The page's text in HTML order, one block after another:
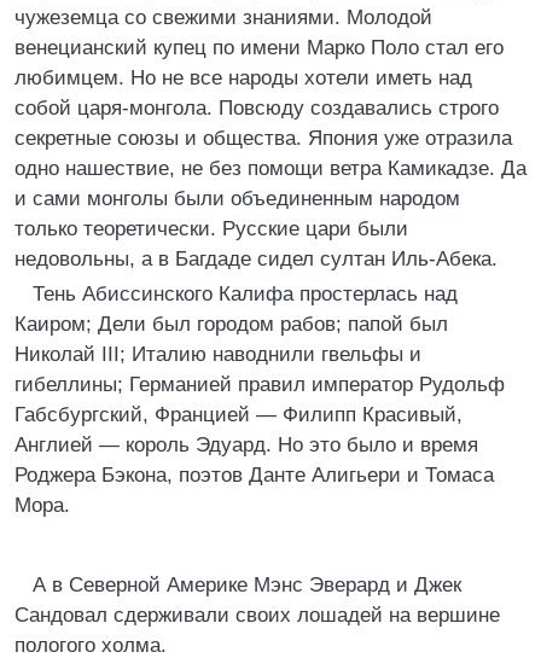
чужеземца со свежими знаниями. Молодой
венецианский купец по имени Марко Поло стал его
любимцем. Но не все народы хотели иметь над
собой царя-монгола. Повсюду создавались строго
секретные союзы и общества. Япония уже отразила
одно нашествие, не без помощи ветра Камикадзе. Да
и сами монголы были объединенным народом
только теоретически. Русские цари были
недовольны, а в Багдаде сидел султан Иль-Абека.
Тень Абиссинского Калифа простерлась над
Каиром; Дели был городом рабов; папой был
Николай III; Италию наводнили гвельфы и
гибеллины; Германией правил император Рудольф
Габсбургский, Францией — Филипп Красивый,
Англией — король Эдуард. Но это было и время
Роджера Бэкона, поэтов Данте Алигьери и Томаса
Мора.
А в Северной Америке Мэнс Эверард и Джек
Сандовал сдерживали своих лошадей на вершине
пологого холма.